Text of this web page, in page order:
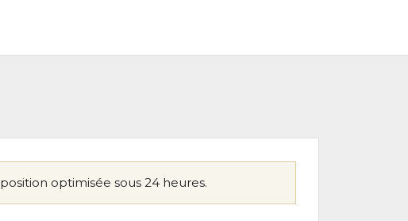
optimisée sous 24 heures.